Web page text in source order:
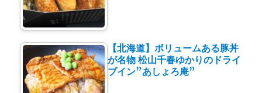
【北海道】ボリュームある豚丼
が名物 松山千春ゆかりのドライ
ブイン”あしょろ庵”